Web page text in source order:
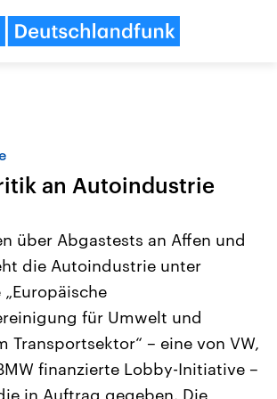
Anhalt
am 6.
neuen
Koalition aus
USA
Aktuelle Beiträge,
Hintergründe
Wirtschaftlich und
gehören die Vereinigten
den mächtigsten Ländern
mit großem Einfluss auf
an Autoindustrie
über Abgastests an Affen und
die Autoindustrie unter
„Europäische
für Umwelt und
Transportsektor“ – eine von VW,
finanzierte Lobby-Initiative –
in Auftrag gegeben. Die